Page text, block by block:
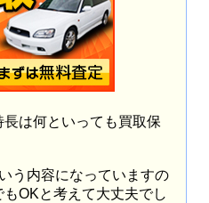
は何といっても買取保
う内容になっていますの
OKと考えて大丈夫でし